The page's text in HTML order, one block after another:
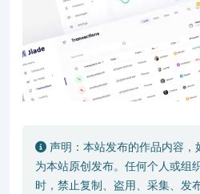
声明：本站发布的作品内容，
为本站原创发布。任何个人或组
时，禁止复制、盗用、采集、发